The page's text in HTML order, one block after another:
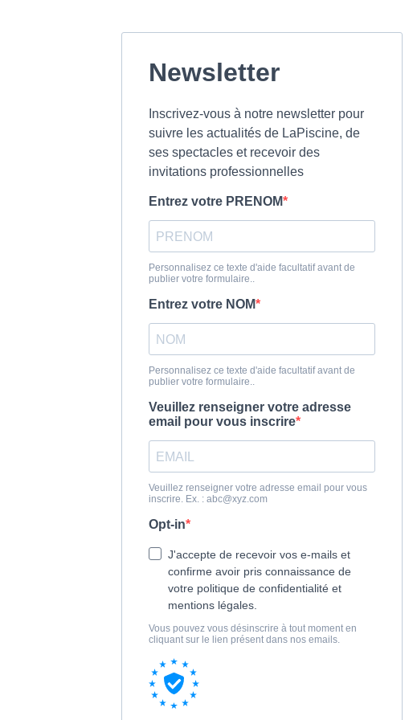
Newsletter
Inscrivez-vous à notre newsletter pour
suivre les actualités de LaPiscine, de
ses spectacles et recevoir des
invitations professionnelles
Entrez votre PRENOM
Personnalisez ce texte d'aide facultatif avant de
publier votre formulaire..
Entrez votre NOM
Personnalisez ce texte d'aide facultatif avant de
publier votre formulaire..
Veuillez renseigner votre adresse
email pour vous inscrire
Veuillez renseigner votre adresse email pour vous
inscrire. Ex. : abc@xyz.com
Opt-in
J'accepte de recevoir vos e-mails et
confirme avoir pris connaissance de
votre politique de confidentialité et
mentions légales.
Vous pouvez vous désinscrire à tout moment en
cliquant sur le lien présent dans nos emails.